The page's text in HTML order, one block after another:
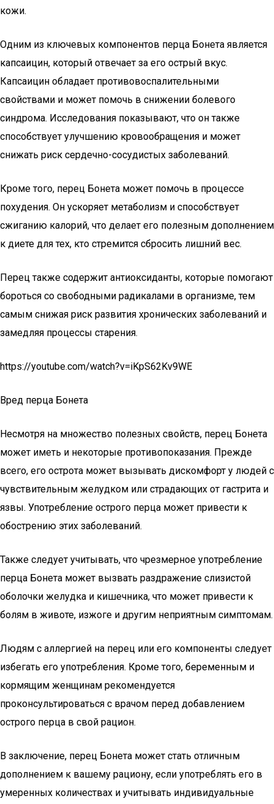
кожи.
Одним из ключевых компонентов перца Бонета является
капсаицин, который отвечает за его острый вкус.
Капсаицин обладает противовоспалительными
свойствами и может помочь в снижении болевого
синдрома. Исследования показывают, что он также
способствует улучшению кровообращения и может
снижать риск сердечно-сосудистых заболеваний.
Кроме того, перец Бонета может помочь в процессе
похудения. Он ускоряет метаболизм и способствует
сжиганию калорий, что делает его полезным дополнением
к диете для тех, кто стремится сбросить лишний вес.
Перец также содержит антиоксиданты, которые помогают
бороться со свободными радикалами в организме, тем
самым снижая риск развития хронических заболеваний и
замедляя процессы старения.
https://youtube.com/watch?v=iKpS62Kv9WE
Вред перца Бонета
Несмотря на множество полезных свойств, перец Бонета
может иметь и некоторые противопоказания. Прежде
всего, его острота может вызывать дискомфорт у людей с
чувствительным желудком или страдающих от гастрита и
язвы. Употребление острого перца может привести к
обострению этих заболеваний.
Также следует учитывать, что чрезмерное употребление
перца Бонета может вызвать раздражение слизистой
оболочки желудка и кишечника, что может привести к
болям в животе, изжоге и другим неприятным симптомам.
Людям с аллергией на перец или его компоненты следует
избегать его употребления. Кроме того, беременным и
кормящим женщинам рекомендуется
проконсультироваться с врачом перед добавлением
острого перца в свой рацион.
В заключение, перец Бонета может стать отличным
дополнением к вашему рациону, если употреблять его в
умеренных количествах и учитывать индивидуальные